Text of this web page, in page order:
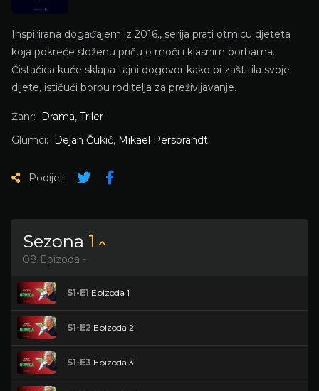
Inspirirana događajem iz 2016., serija prati otmicu djeteta
koja pokreće složenu priču o moći i klasnim borbama.
Čistačica kuće sklapa tajni dogovor kako bi zaštitila svoje
dijete, ističući borbu roditelja za preživljavanje.
Žanr: Drama, Triler
Glumci:
Dejan Čukić, Mikael Persbrandt
Podijeli
Sezona 1
08 Epizoda -
S1-E1 Epizoda 1
S1-E2 Epizoda 2
S1-E3 Epizoda 3